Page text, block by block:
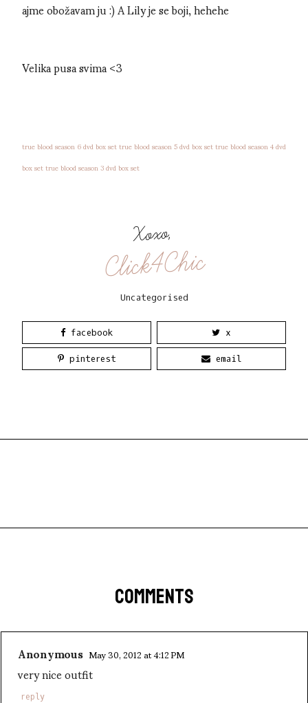
ajme obožavam ju :) A Lily je se boji, hehehe
Velika pusa svima <3
true blood season 6 dvd box settrue blood season 5 dvd box settrue blood season 4 dvd
box settrue blood season 3 dvd box set
Xoxo,
Click4Chic
Uncategorised
facebook x
pinterest email
COMMENTS
Anonymous May 30, 2012 at 4:12 PM
very nice outfit
reply